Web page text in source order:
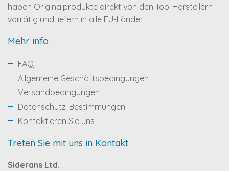
haben Originalprodukte direkt von den Top-Herstellern
vorrätig und liefern in alle EU-Länder.
Mehr info
FAQ
Allgemeine Geschäftsbedingungen
Versandbedingungen
Datenschutz-Bestimmungen
Kontaktieren Sie uns
Treten Sie mit uns in Kontakt
Siderans Ltd.